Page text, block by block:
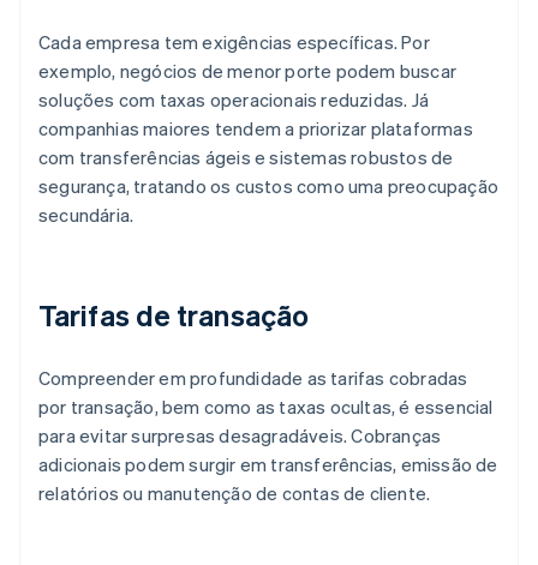
Cada empresa tem exigências específicas. Por
exemplo, negócios de menor porte podem buscar
soluções com taxas operacionais reduzidas. Já
companhias maiores tendem a priorizar plataformas
com transferências ágeis e sistemas robustos de
segurança, tratando os custos como uma preocupação
secundária.
Tarifas de transação
Compreender em profundidade as tarifas cobradas
por transação, bem como as taxas ocultas, é essencial
para evitar surpresas desagradáveis. Cobranças
adicionais podem surgir em transferências, emissão de
relatórios ou manutenção de contas de cliente.